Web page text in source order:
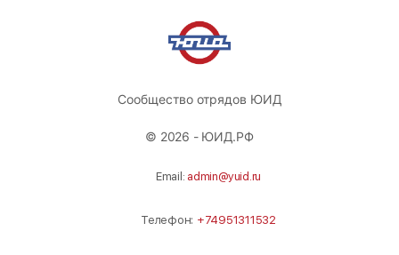
Сообщество отрядов ЮИД
© 2026 - ЮИД.РФ
Email: admin@yuid.ru
Телефон: +74951311532